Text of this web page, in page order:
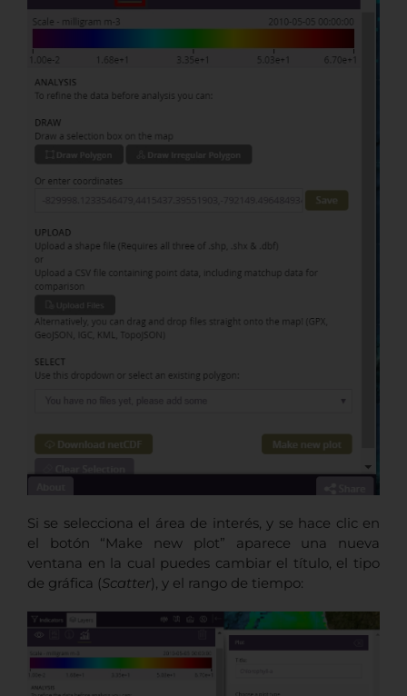
Si se selecciona el área de interés, y se hace clic en
el botón “Make new plot” aparece una nueva
ventana en la cual puedes cambiar el título, el tipo
de gráfica (Scatter), y el rango de tiempo: